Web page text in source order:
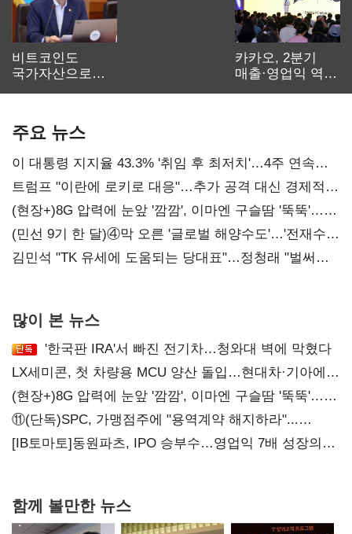
비트코인도
국가자산으로…'
카카오, 2분기
매출·영업익 역대
주요 뉴스
이 대통령 지지율 43.3% '취임 후 최저치'…4주 연속
'하락'
트럼프 "이란에 로키로 대응"…추가 공격 대신 경제적
압박 시사
(현장+)8G 압력에 눈앞 '깜깜', 이마엔 구슬땀 '뚝뚝'…
화려한 에어쇼 뒤 땀방울
(민선 9기 한 달)④막 오른 '글로벌 해양수도'…'전재수
리더십' 시험대
김민석 "TK 유세에 도움되는 당대표"…정청래 "벌써
많이 본 뉴스
'한국판 IRA'서 빠진 전기차…청와대 벽에 막혔다
LX세미콘, 첫 차량용 MCU 양산 돌입…현대차·기아에
공급
(현장+)8G 압력에 눈앞 '깜깜', 이마엔 구슬땀 '뚝뚝'…
화려한 에어쇼 뒤 땀방울
⑪(단독)SPC, 가맹점주에 "용역계약 해지하라"...
내팽개친 '사회적합의'
[IB토마토]동원파츠, IPO 승부수…영업익 7배 성장의
함께 볼만한 뉴스